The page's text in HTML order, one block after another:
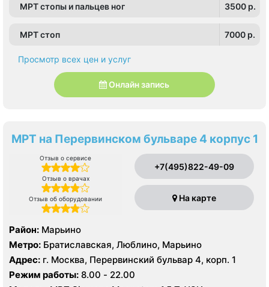
МРТ стопы и пальцев ног 3500 p.
МРТ стоп 7000 p.
Просмотр всех цен и услуг
Онлайн запись
МРТ на Перервинском бульваре 4 корпус 1
Отзыв о сервисе
Отзыв о врачах
Отзыв об оборудовании
+7(495)822-49-09
На карте
Район: Марьино
Метро: Братиславская, Люблино, Марьино
Адрес: г. Москва, Перервинский бульвар 4, корп. 1
Режим работы: 8.00 - 22.00